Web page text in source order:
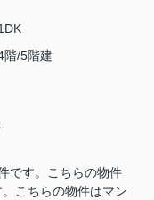
階/5階建
です。こちらの物件
こちらの物件はマン